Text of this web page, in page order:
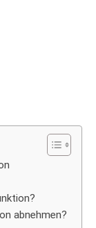
abnehmen?